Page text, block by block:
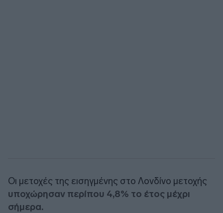
Οι μετοχές της εισηγμένης στο Λονδίνο μετοχής
υποχώρησαν περίπου 4,8% το έτος μέχρι
σήμερα.